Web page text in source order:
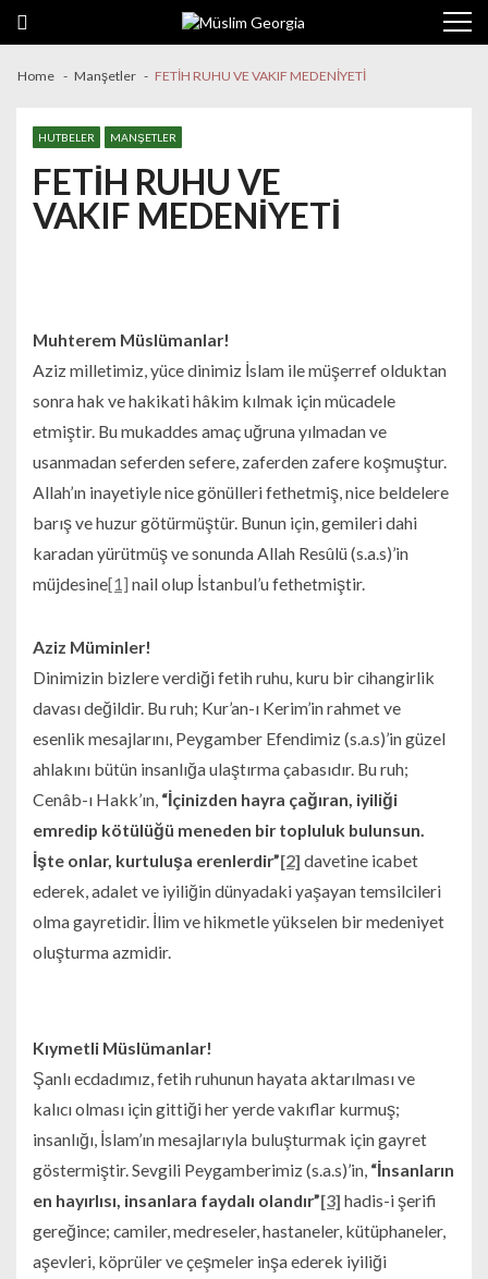
Home Manşetler FETİH RUHU VE VAKIF MEDENİYETİ
HUTBELER MANŞETLER
FETİH RUHU VE
VAKIF MEDENİYETİ
Muhterem Müslümanlar!
Aziz milletimiz, yüce dinimiz İslam ile müşerref olduktan
sonra hak ve hakikati hâkim kılmak için mücadele
etmiştir. Bu mukaddes amaç uğruna yılmadan ve
usanmadan seferden sefere, zaferden zafere koşmuştur.
Allah’ın inayetiyle nice gönülleri fethetmiş, nice beldelere
barış ve huzur götürmüştür. Bunun için, gemileri dahi
karadan yürütmüş ve sonunda Allah Resûlü (s.a.s)’in
müjdesine[1] nail olup İstanbul’u fethetmiştir.
Aziz Müminler!
Dinimizin bizlere verdiği fetih ruhu, kuru bir cihangirlik
davası değildir. Bu ruh; Kur’an-ı Kerim’in rahmet ve
esenlik mesajlarını, Peygamber Efendimiz (s.a.s)’in güzel
ahlakını bütün insanlığa ulaştırma çabasıdır. Bu ruh;
Cenâb-ı Hakk’ın, “İçinizden hayra çağıran, iyiliği
emredip kötülüğü meneden bir topluluk bulunsun.
İşte onlar, kurtuluşa erenlerdir”[2] davetine icabet
ederek, adalet ve iyiliğin dünyadaki yaşayan temsilcileri
olma gayretidir. İlim ve hikmetle yükselen bir medeniyet
oluşturma azmidir.
Kıymetli Müslümanlar!
Şanlı ecdadımız, fetih ruhunun hayata aktarılması ve
kalıcı olması için gittiği her yerde vakıflar kurmuş;
insanlığı, İslam’ın mesajlarıyla buluşturmak için gayret
göstermiştir. Sevgili Peygamberimiz (s.a.s)’in, “İnsanların
en hayırlısı, insanlara faydalı olandır”[3] hadis-i şerifi
gereğince; camiler, medreseler, hastaneler, kütüphaneler,
aşevleri, köprüler ve çeşmeler inşa ederek iyiliği